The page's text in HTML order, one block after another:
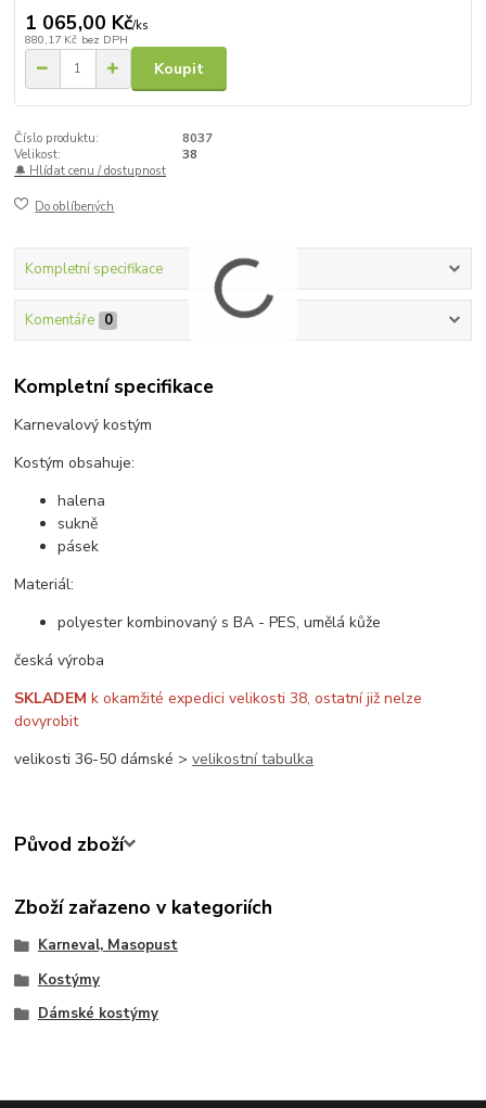
1 065,00 Kč/ks
880,17 Kč bez DPH
Koupit
Číslo produktu:
8037
Velikost:
38
🔔 Hlídat cenu / dostupnost
Do oblíbených
Kompletní specifikace
Komentáře 0
Kompletní specifikace
Karnevalový kostým
Kostým obsahuje:
halena
sukně
pásek
Materiál:
polyester kombinovaný s BA - PES, umělá kůže
česká výroba
SKLADEM k okamžité expedici velikosti 38, ostatní již nelze
dovyrobit
velikosti 36-50 dámské >velikostní tabulka
Původ zboží
Zboží zařazeno v kategoriích
Karneval, Masopust
Kostýmy
Dámské kostýmy